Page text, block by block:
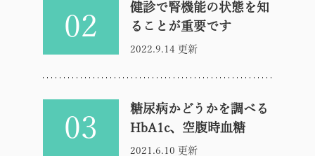
02
健診で腎機能の状態を知
ることが重要です
2022.9.14 更新
03
糖尿病かどうかを調べる
HbA1c、空腹時血糖
2021.6.10 更新